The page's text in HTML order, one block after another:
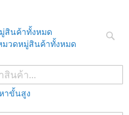
สินค้าทั้งหมด
มวดหมู่สินค้าทั้งหมด
าขั้นสูง